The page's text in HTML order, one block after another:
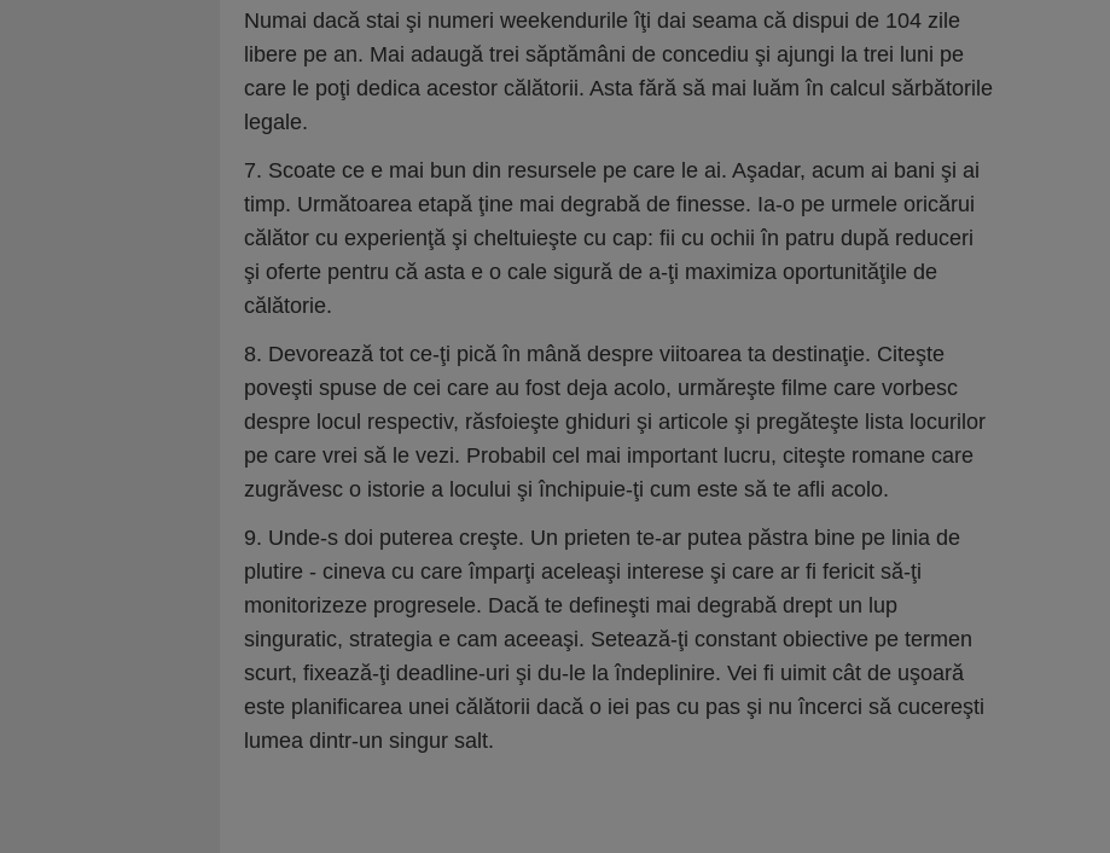
Numai dacă stai şi numeri weekendurile îţi dai seama că dispui de 104 zile
libere pe an. Mai adaugă trei săptămâni de concediu şi ajungi la trei luni pe
care le poţi dedica acestor călătorii. Asta fără să mai luăm în calcul sărbătorile
legale.
7. Scoate ce e mai bun din resursele pe care le ai. Aşadar, acum ai bani şi ai
timp. Următoarea etapă ţine mai degrabă de finesse. Ia-o pe urmele oricărui
călător cu experienţă şi cheltuieşte cu cap: fii cu ochii în patru după reduceri
şi oferte pentru că asta e o cale sigură de a-ţi maximiza oportunităţile de
călătorie.
8. Devorează tot ce-ţi pică în mână despre viitoarea ta destinaţie. Citeşte
poveşti spuse de cei care au fost deja acolo, urmăreşte filme care vorbesc
despre locul respectiv, răsfoieşte ghiduri şi articole şi pregăteşte lista locurilor
pe care vrei să le vezi. Probabil cel mai important lucru, citeşte romane care
zugrăvesc o istorie a locului şi închipuie-ţi cum este să te afli acolo.
9. Unde-s doi puterea creşte. Un prieten te-ar putea păstra bine pe linia de
plutire - cineva cu care împarţi aceleaşi interese şi care ar fi fericit să-ţi
monitorizeze progresele. Dacă te defineşti mai degrabă drept un lup
singuratic, strategia e cam aceeaşi. Setează-ţi constant obiective pe termen
scurt, fixează-ţi deadline-uri şi du-le la îndeplinire. Vei fi uimit cât de uşoară
este planificarea unei călătorii dacă o iei pas cu pas şi nu încerci să cucereşti
lumea dintr-un singur salt.